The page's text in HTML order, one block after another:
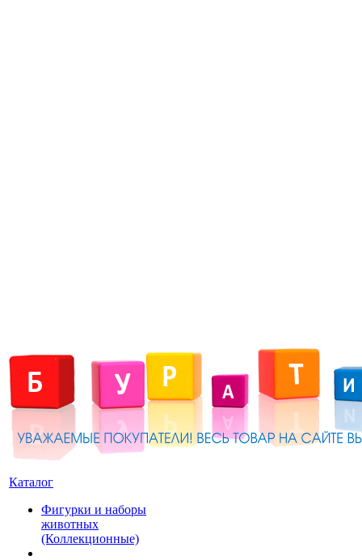
Каталог
Фигурки и наборы
животных
(Коллекционные)